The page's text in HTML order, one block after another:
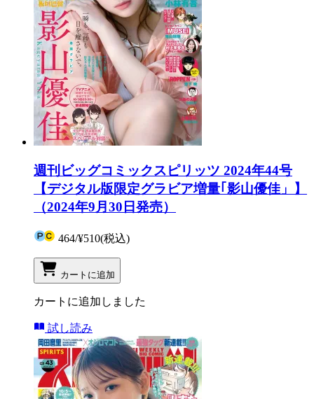
週刊ビッグコミックスピリッツ 2024年44号
【デジタル版限定グラビア増量｢影山優佳」】
（2024年9月30日発売）
464/¥510(税込)
カートに追加
カートに追加しました
試し読み